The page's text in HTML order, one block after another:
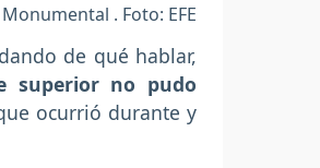
. Foto: EFE
de qué hablar,
superior no pudo
ocurrió durante y